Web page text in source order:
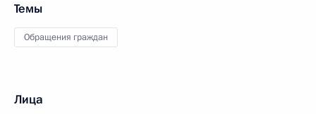
Темы
Обращения граждан
Лица